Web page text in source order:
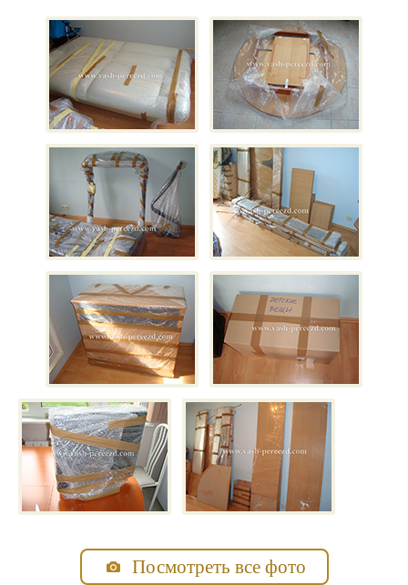
Посмотреть все фото